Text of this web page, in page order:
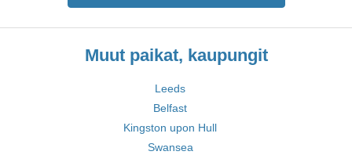
Muut paikat, kaupungit
Leeds
Belfast
Kingston upon Hull
Swansea